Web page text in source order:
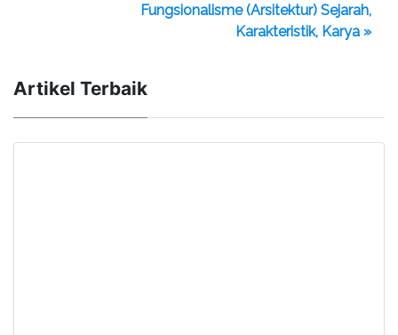
Fungsionalisme (Arsitektur) Sejarah,
Karakteristik, Karya »
Artikel Terbaik